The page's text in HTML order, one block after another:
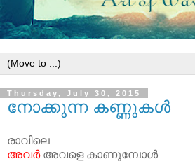
Thursday, July 30, 2015
നോക്കുന്ന കണ്ണുകള്‍
രാവിലെ
അവര്‍അവളെ കാണുമ്പോള്‍